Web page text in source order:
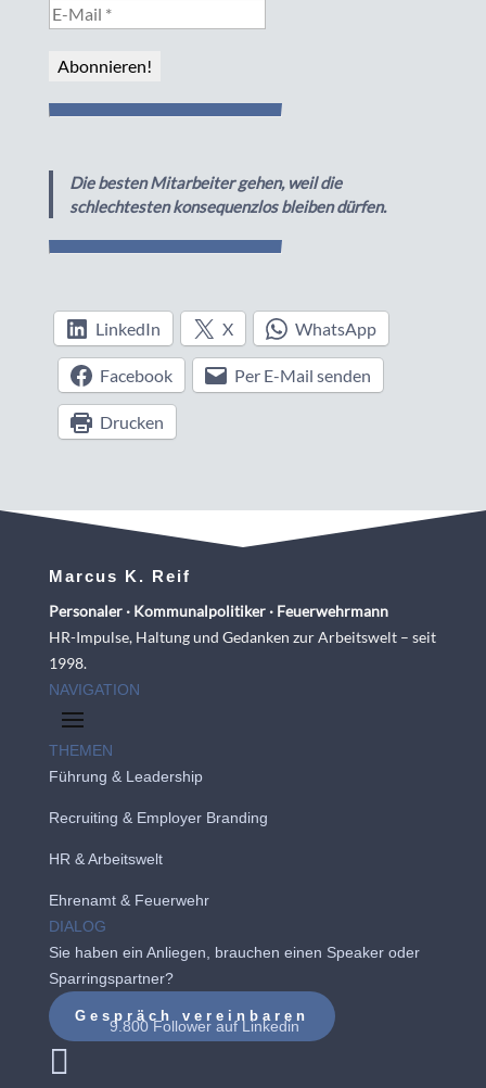
Die besten Mitarbeiter gehen, weil die
schlechtesten konsequenzlos bleiben dürfen.
LinkedIn X WhatsApp
Facebook Per E-Mail senden
Drucken
Marcus K. Reif
Personaler · Kommunalpolitiker · Feuerwehrmann
HR-Impulse, Haltung und Gedanken zur Arbeitswelt – seit
1998.
NAVIGATION
THEMEN
Führung & Leadership
Recruiting & Employer Branding
HR & Arbeitswelt
Ehrenamt & Feuerwehr
DIALOG
Sie haben ein Anliegen, brauchen einen Speaker oder
Sparringspartner?
Gespräch vereinbaren

9.800 Follower aufLinkedin